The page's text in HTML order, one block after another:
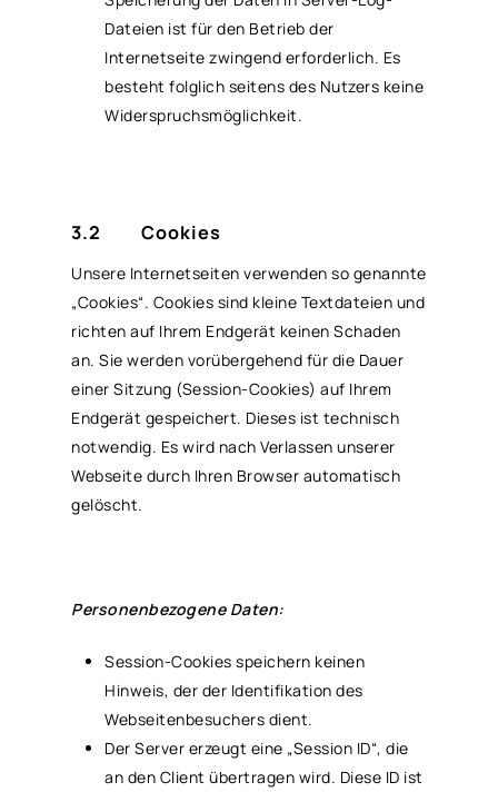
Dateien ist für den Betrieb der
Internetseite zwingend erforderlich. Es
besteht folglich seitens des Nutzers keine
Widerspruchsmöglichkeit.
3.2 Cookies
Unsere Internetseiten verwenden so genannte
„Cookies“. Cookies sind kleine Textdateien und
richten auf Ihrem Endgerät keinen Schaden
an. Sie werden vorübergehend für die Dauer
einer Sitzung (Session-Cookies) auf Ihrem
Endgerät gespeichert. Dieses ist technisch
notwendig. Es wird nach Verlassen unserer
Webseite durch Ihren Browser automatisch
gelöscht.
Personenbezogene Daten:
Session-Cookies speichern keinen
Hinweis, der der Identifikation des
Webseitenbesuchers dient.
Der Server erzeugt eine „Session ID“, die
an den Client übertragen wird. Diese ID ist